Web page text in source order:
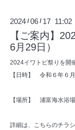
2024 /06 / 17 11:02
【ご案内】
6月29日）
2024イワトビ祭りを開
【日時】 令和６年６
【場所】 浦富海水浴
詳細は、こちらのチラ